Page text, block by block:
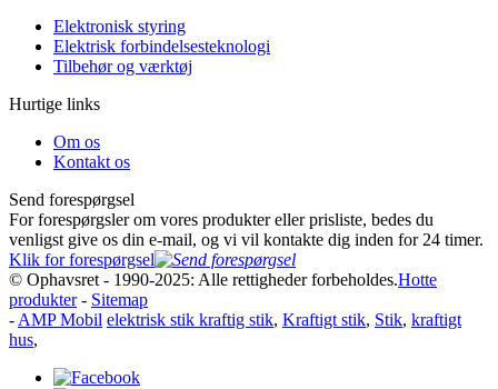
Elektronisk styring
Elektrisk forbindelsesteknologi
Tilbehør og værktøj
Hurtige links
Om os
Kontakt os
Send forespørgsel
For forespørgsler om vores produkter eller prisliste, bedes du
venligst give os din e-mail, og vi vil kontakte dig inden for 24 timer.
Klik for forespørgsel
© Ophavsret - 1990-2025: Alle rettigheder forbeholdes.Hotte
produkter- Sitemap
- AMP Mobil elektrisk stik kraftig stik, Kraftigt stik, Stik, kraftigt
hus,